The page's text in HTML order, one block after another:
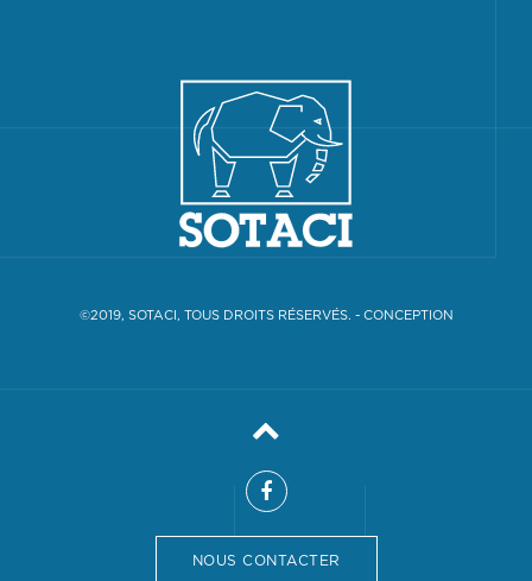
©2019, SOTACI, TOUS DROITS RÉSERVÉS. - CONCEPTION
NOUS CONTACTER